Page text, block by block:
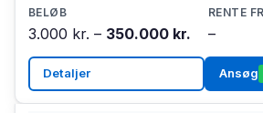
3.000 kr. – 350.000 kr. –
Detaljer Ansøg